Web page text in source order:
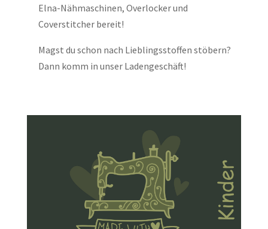
Elna-Nähmaschinen, Overlocker und
Coverstitcher bereit!
Magst du schon nach Lieblingsstoffen stöbern?
Dann komm in unser Ladengeschäft!